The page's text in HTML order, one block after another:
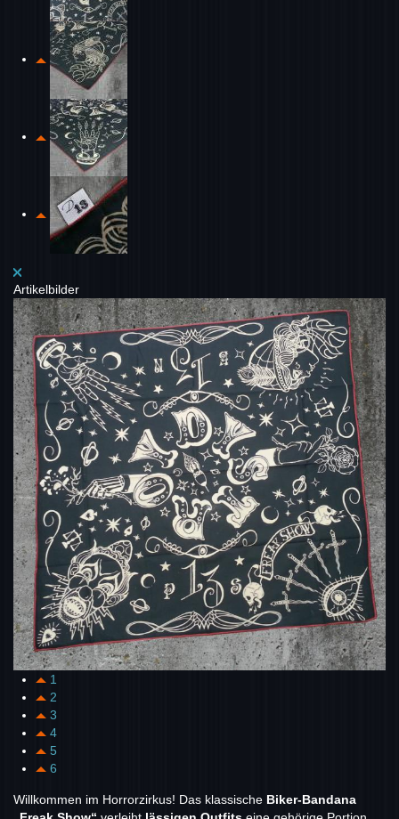
Artikelbilder
1
2
3
4
5
6
Willkommen im Horrorzirkus! Das klassische Biker-Bandana